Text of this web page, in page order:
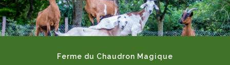
Ferme du Chaudron Magique